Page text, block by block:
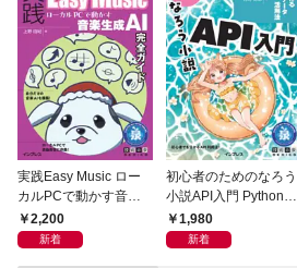
実践Easy Music ロー
カルPCで動かす音楽
生成AI完全ガイド
2,200
新着
初心者のためのなろう
小説API入門 Pythonで
作るデータ活用法
1,980
新着